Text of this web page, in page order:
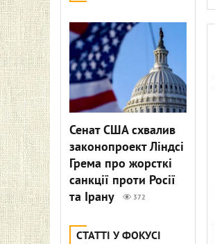
Сенат США схвалив
законопроект Ліндсі
Грема про жорсткі
санкції проти Росії
та Ірану
372
СТАТТІ У ФОКУСІ